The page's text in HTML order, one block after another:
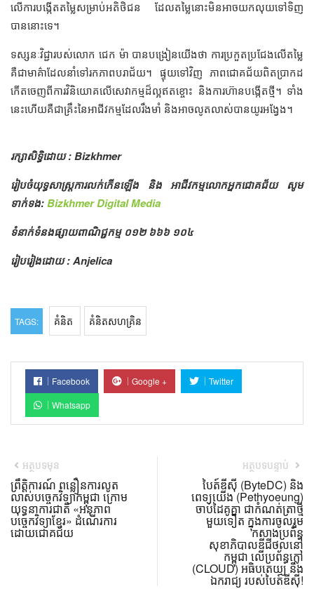
លើការបង្កើតតម្លៃសម្រាប់អតិថិជន ដែលតម្លៃនោះមិនអាចយកលុយទៅទិញ
បាននោះទេ។
ទស្សនៈវិជ្ជារបស់លោក ជេក ម៉ា បានបង្រៀនយើងថា ការប្រកួតប្រជែងលើតម្លៃ
គឺជាមាគ៌ាដែលនាំទៅរកភាពបរាជ័យ។ ផ្ទុយទៅវិញ ភាពជោគជ័យពិតប្រាកដ
កើតចេញពីការវិនិយោគលើសេវាកម្មដ៏ល្អឥតខ្ចោះ និងការហ៊ានបង្កើតថ្មី។ ទាំង
នេះហើយគឺជាគ្រឹះនៃអាជីវកម្មដែលរឹងមាំ និងអាចលូតលាស់បានយូរអង្វែង។
រក្សាសិទ្ធិដោយ : Bizkhmer
រៀបចំយុទ្ធសាស្រ្តការលក់កើនឡើង និង អាជីវកម្មលោកអ្នកជោគជ័យ សូម
ទាក់ទង:Bizkhmer Digital Media
ទំនាក់ទំនងផ្សាយពាណិជ្ជកម្ម ០១២ ៦៦៦ ១០៤
រៀបរៀងដោយ : Anjelica
TAGS: គំនិត គំនិតសហគ្រិន
Facebook Google +
Twitter
Whatsapp
អត្ថបទមុន
ព្រឹត្តិការណ៍ ពន្លឿនការលូត
លាស់បច្ចេកវិទ្យាកម្ពុជា ក្រោម
យុទ្ធនាការជាតិ «អនុភាព
បច្ចេកវិទ្យាខ្មែរ» ដំណើរការ
ដោយជោគជ័យ
អត្ថបទបន្ទាប់
បៃត៍ឌីស៊ី (ByteDC) និង
ពេទ្យយើង (Pethyoeung)
ចាប់ដៃគូគ្នា ជាកំណត់ត្រាថ្មី
មួយទៀត ក្នុងការចូលរួម
កសាងប្រព័ន្ធ
សុខាភិបាលឌីជីថល​នៅ
កម្ពុជា លើប្រព័ន្ធក្លៅ
(CLOUD) អធិបតេយ្យ និង
ឯករាជ្យ របស់បៃត៍ឌីស៊ី!